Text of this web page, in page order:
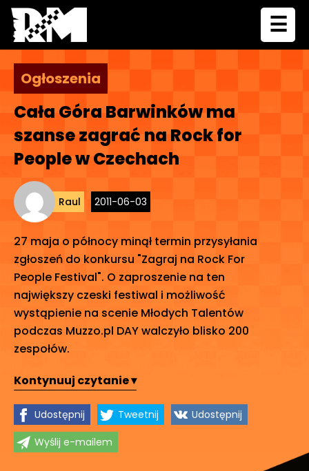
Ogłoszenia
Cała Góra Barwinków ma
szanse zagrać na Rock for
People w Czechach
Raul 2011-06-03
27 maja o północy minął termin przysyłania
zgłoszeń do konkursu "Zagraj na Rock For
People Festival". O zaproszenie na ten
największy czeski festiwal i możliwość
wystąpienie na scenie Młodych Talentów
podczas Muzzo.pl DAY walczyło blisko 200
zespołów.
Kontynuuj czytanie ▾
Udostępnij Tweetnij
Udostępnij
Wyślij e-mailem
☰